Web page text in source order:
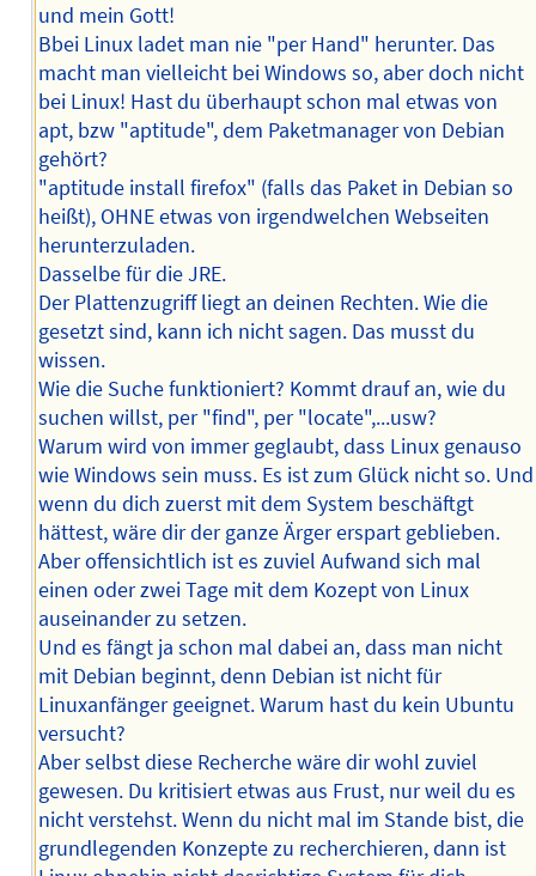
und mein Gott!
Bbei Linux ladet man nie "per Hand" herunter. Das
macht man vielleicht bei Windows so, aber doch nicht
bei Linux! Hast du überhaupt schon mal etwas von
apt, bzw "aptitude", dem Paketmanager von Debian
gehört?
"aptitude install firefox" (falls das Paket in Debian so
heißt), OHNE etwas von irgendwelchen Webseiten
herunterzuladen.
Dasselbe für die JRE.
Der Plattenzugriff liegt an deinen Rechten. Wie die
gesetzt sind, kann ich nicht sagen. Das musst du
wissen.
Wie die Suche funktioniert? Kommt drauf an, wie du
suchen willst, per "find", per "locate",...usw?
Warum wird von immer geglaubt, dass Linux genauso
wie Windows sein muss. Es ist zum Glück nicht so. Und
wenn du dich zuerst mit dem System beschäftgt
hättest, wäre dir der ganze Ärger erspart geblieben.
Aber offensichtlich ist es zuviel Aufwand sich mal
einen oder zwei Tage mit dem Kozept von Linux
auseinander zu setzen.
Und es fängt ja schon mal dabei an, dass man nicht
mit Debian beginnt, denn Debian ist nicht für
Linuxanfänger geeignet. Warum hast du kein Ubuntu
versucht?
Aber selbst diese Recherche wäre dir wohl zuviel
gewesen. Du kritisiert etwas aus Frust, nur weil du es
nicht verstehst. Wenn du nicht mal im Stande bist, die
grundlegenden Konzepte zu recherchieren, dann ist